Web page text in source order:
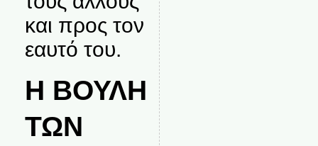
και προς τον
εαυτό του.
Η ΒΟΥΛΗ
ΤΩΝ